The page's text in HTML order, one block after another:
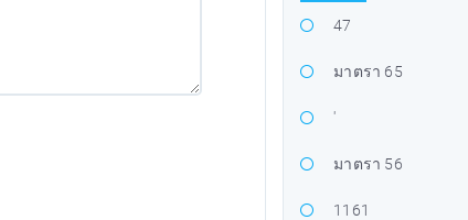
47
มาตรา 65
'
มาตรา 56
1161